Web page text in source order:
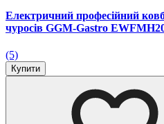
Електричний професійний
чуросів GGM-Gastro
(5)
Купити